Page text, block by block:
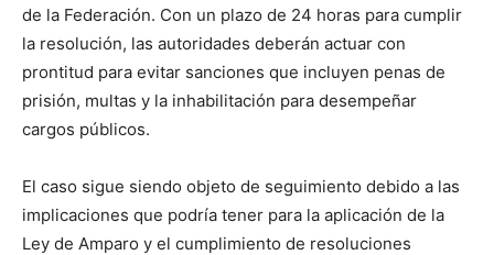
de la Federación. Con un plazo de 24 horas para cumplir
la resolución, las autoridades deberán actuar con
prontitud para evitar sanciones que incluyen penas de
prisión, multas y la inhabilitación para desempeñar
cargos públicos.
El caso sigue siendo objeto de seguimiento debido a las
implicaciones que podría tener para la aplicación de la
Ley de Amparo y el cumplimiento de resoluciones